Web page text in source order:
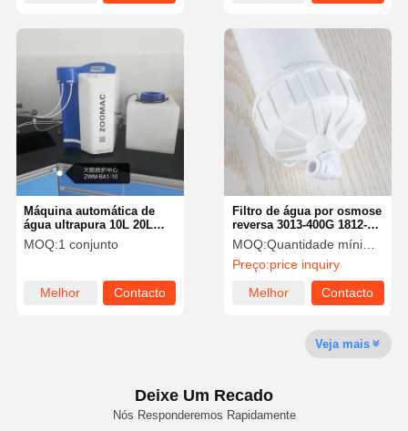
Início Produtos Vídeos Sobre Nós
Visita À
Fábrica
Controle De
Qualidade
Contacte-
Nos
Notícias
Solicite Um
Orçamento
Filtro de água por osmose
reversa 3013-400G 1812-
75G Prevenção de fugas
de água
MOQ:Quantidade mínima de encomenda de 10
Preço:price inquiry
Melhor
Contacto
Máquina automática de
água ultrapura 10L 20L
40L Equipamento de
laboratório de osmose
MOQ:1 conjunto
Melhor
Contacto
Veja mais
Deixe Um Recado
Nós Responderemos Rapidamente